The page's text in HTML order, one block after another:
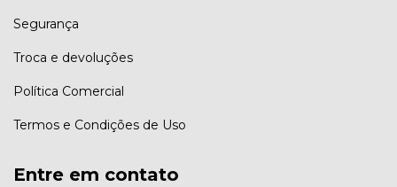
Segurança
Troca e devoluções
Política Comercial
Termos e Condições de Uso
Entre em contato